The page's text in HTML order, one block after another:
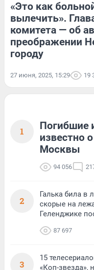
«Это как
вылечить».
комитета — об
преображении
городу
27 июня, 2025, 15:29 19
1
Погибшие
известно
Москвы
94 056
2
Галька била в
скорые на
Геленджике
87 697
3
15
«Коп-звезда»,